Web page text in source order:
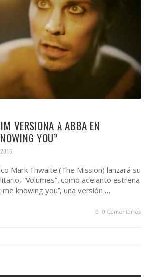
VERSIONA A ABBA EN
YOU”
Mark Thwaite (The Mission) lanzará su
“Volumes”, como adelanto estrena
me knowing you”, una versión …
0 Comentarios